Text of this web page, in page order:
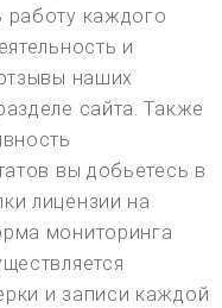
работу каждого
и
наших
сайта. Также
вы добьетесь в
лицензии на
мониторинга
и записи каждой